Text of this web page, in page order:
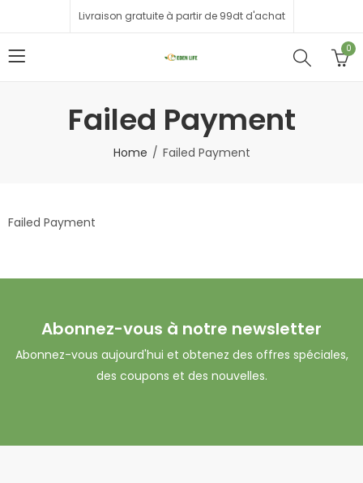
Livraison gratuite à partir de 99dt d'achat
0
Failed Payment
Home Failed Payment
Failed Payment
Abonnez-vous à notre newsletter
Abonnez-vous aujourd'hui et obtenez des offres spéciales,
des coupons et des nouvelles.